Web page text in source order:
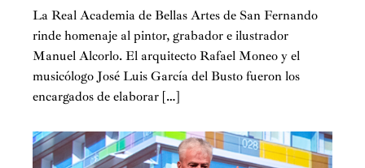
La Real Academia de Bellas Artes de San Fernando
rinde homenaje al pintor, grabador e ilustrador
Manuel Alcorlo. El arquitecto Rafael Moneo y el
musicólogo José Luis García del Busto fueron los
encargados de elaborar […]